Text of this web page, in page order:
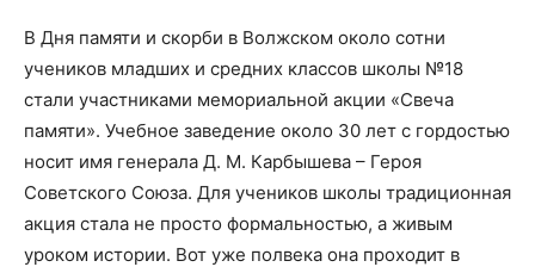
В Дня памяти и скорби в Волжском около сотни
учеников младших и средних классов школы №18
стали участниками мемориальной акции «Свеча
памяти». Учебное заведение около 30 лет с гордостью
носит имя генерала Д. М. Карбышева – Героя
Советского Союза. Для учеников школы традиционная
акция стала не просто формальностью, а живым
уроком истории. Вот уже полвека она проходит в